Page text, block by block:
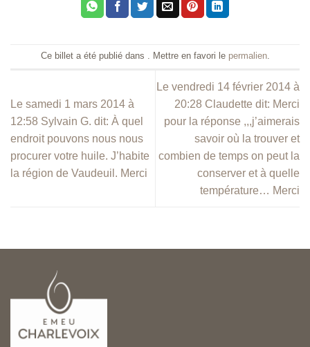
Ce billet a été publié dans . Mettre en favori le permalien.
Le samedi 1 mars 2014 à
12:58 Sylvain G. dit: À quel
endroit pouvons nous nous
procurer votre huile. J’habite
la région de Vaudeuil. Merci
Le vendredi 14 février 2014 à
20:28 Claudette dit: Merci
pour la réponse ,,,j’aimerais
savoir où la trouver et
combien de temps on peut la
conserver et à quelle
température… Merci